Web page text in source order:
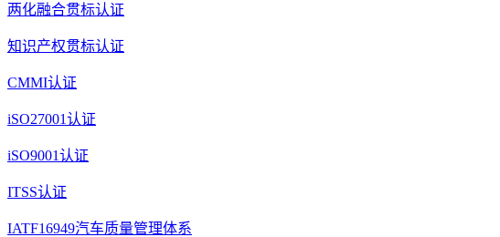
两化融合贯标认证
知识产权贯标认证
CMMI认证
iSO27001认证
iSO9001认证
ITSS认证
IATF16949汽车质量管理体系